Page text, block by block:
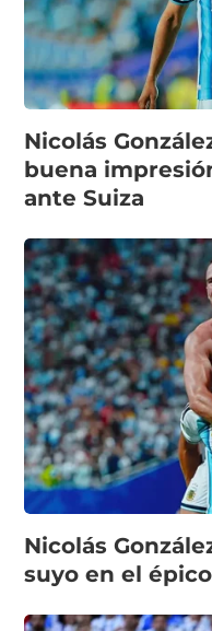
Nicolás
buena
ante Suiza
Nicolás
suyo en el